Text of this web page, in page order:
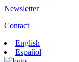
Newsletter
Contact
English
Español